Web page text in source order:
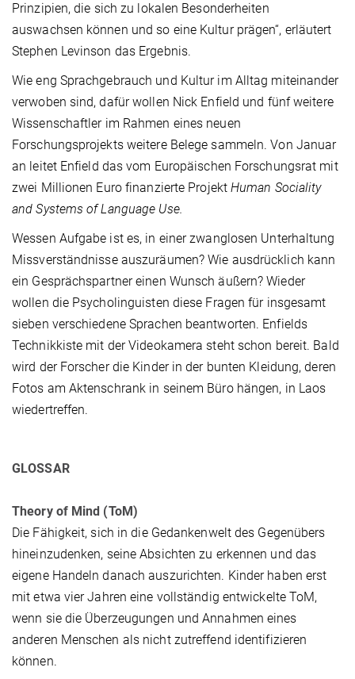
Prinzipien, die sich zu lokalen Besonderheiten
auswachsen können und so eine Kultur prägen“, erläutert
Stephen Levinson das Ergebnis.
Wie eng Sprachgebrauch und Kultur im Alltag miteinander
verwoben sind, dafür wollen Nick Enfield und fünf weitere
Wissenschaftler im Rahmen eines neuen
Forschungsprojekts weitere Belege sammeln. Von Januar
an leitet Enfield das vom Europäischen Forschungsrat mit
zwei Millionen Euro finanzierte ProjektHuman Sociality
and Systems of Language Use.
Wessen Aufgabe ist es, in einer zwanglosen Unterhaltung
Missverständnisse auszuräumen? Wie ausdrücklich kann
ein Gesprächspartner einen Wunsch äußern? Wieder
wollen die Psycholinguisten diese Fragen für insgesamt
sieben verschiedene Sprachen beantworten. Enfields
Technikkiste mit der Videokamera steht schon bereit. Bald
wird der Forscher die Kinder in der bunten Kleidung, deren
Fotos am Aktenschrank in seinem Büro hängen, in Laos
wiedertreffen.
GLOSSAR
Theory of Mind (ToM)
Die Fähigkeit, sich in die Gedankenwelt des Gegenübers
hineinzudenken, seine Absichten zu erkennen und das
eigene Handeln danach auszurichten. Kinder haben erst
mit etwa vier Jahren eine vollständig entwickelte ToM,
wenn sie die Überzeugungen und Annahmen eines
anderen Menschen als nicht zutreffend identifizieren
können.